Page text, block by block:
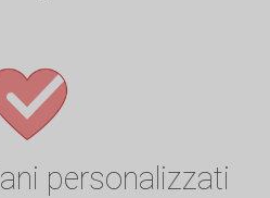
personalizzati